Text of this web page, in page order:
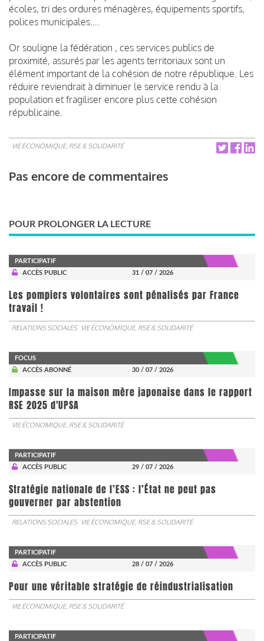
écoles, tri des ordures ménagères, équipements sportifs,
polices municipales….
Or souligne la fédération , ces services publics de
proximité, assurés par les agents territoriaux sont un
élément important de la cohésion de notre république. Les
réduire reviendrait à diminuer le service rendu à la
population et fragiliser encore plus cette cohésion
républicaine.
VIE ÉCONOMIQUE, RSE & SOLIDARITÉ
Pas encore de commentaires
POUR PROLONGER LA LECTURE
PARTICIPATIF
ACCÈS PUBLIC
31 / 07 / 2026
Les pompiers volontaires sont pénalisés par France
travail !
RELATIONS SOCIALES VIE ÉCONOMIQUE, RSE & SOLIDARITÉ
FOCUS
ACCÈS ABONNÉ
30 / 07 / 2026
Impasse sur la maison mère japonaise dans le rapport
RSE 2025 d'UPSA
VIE ÉCONOMIQUE, RSE & SOLIDARITÉ
PARTICIPATIF
ACCÈS PUBLIC
29 / 07 / 2026
Stratégie nationale de l’ESS : l’État ne peut pas
gouverner par abstention
RELATIONS SOCIALES VIE ÉCONOMIQUE, RSE & SOLIDARITÉ
PARTICIPATIF
ACCÈS PUBLIC
28 / 07 / 2026
Pour une véritable stratégie de réindustrialisation
VIE ÉCONOMIQUE, RSE & SOLIDARITÉ
PARTICIPATIF